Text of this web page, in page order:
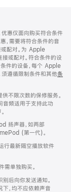
优惠仅面向购买符合条件
，需要将符合条件的音
配对。为 Apple
或配对。符合条件的设
件的设备，每个 Apple
须遵循限制条件和其他条
不限次数的保修服务。
频适用于支持此功
扬声器，如两部
(第一代)。
行最新隔空播放软件
单独购买。
后向你发送通知。
，均不应依赖声音